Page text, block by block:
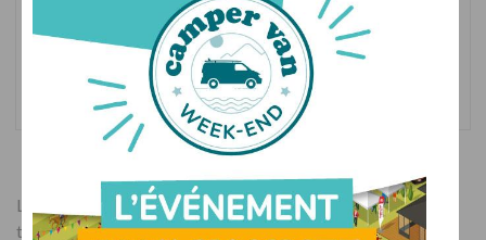
Le design intérieur tout comme les finitions bénéficient d’un
travail de qualité et d’un style contemporain affirmé. En